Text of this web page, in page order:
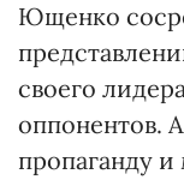
Ющенко
своего
оппонентов.
пропаганду